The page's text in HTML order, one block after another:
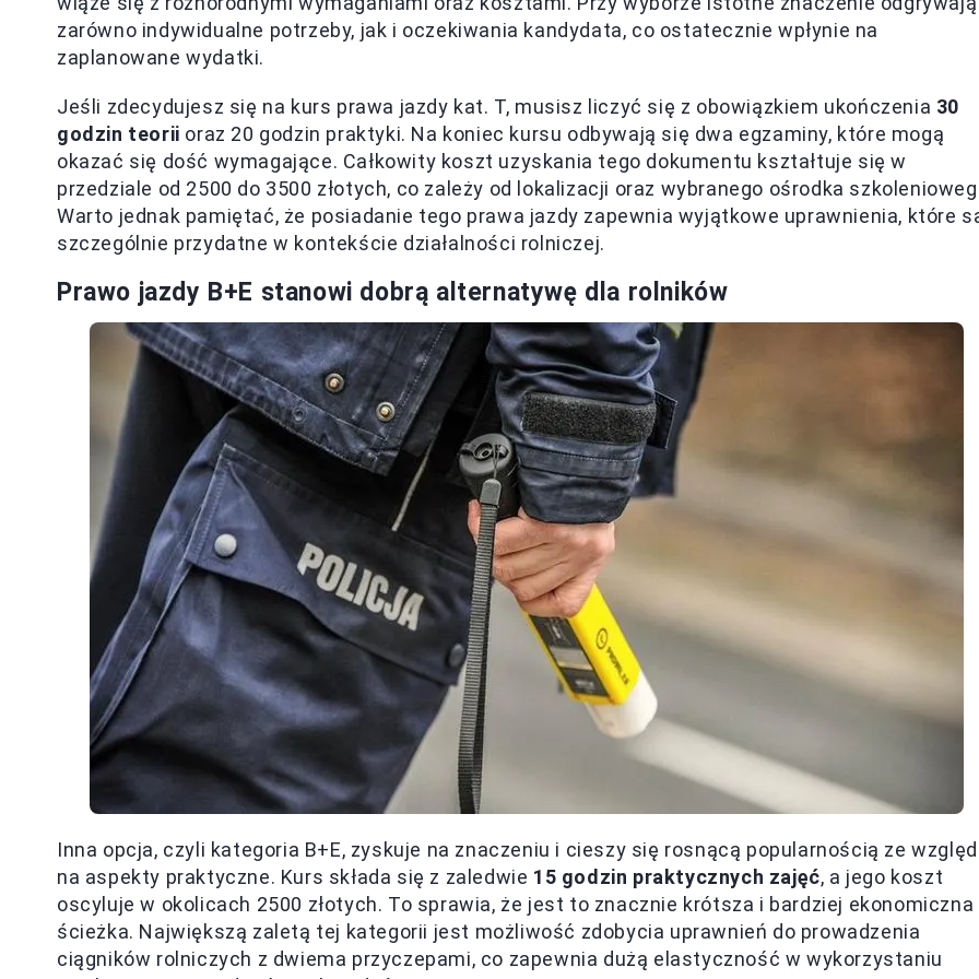
zarówno indywidualne potrzeby, jak i oczekiwania kandydata, co ostatecznie wpłynie na
zaplanowane wydatki.
Jeśli zdecydujesz się na kurs prawa jazdy kat. T, musisz liczyć się z obowiązkiem ukończenia 30
godzin teorii oraz 20 godzin praktyki. Na koniec kursu odbywają się dwa egzaminy, które mogą
okazać się dość wymagające. Całkowity koszt uzyskania tego dokumentu kształtuje się w
przedziale od 2500 do 3500 złotych, co zależy od lokalizacji oraz wybranego ośrodka
Warto jednak pamiętać, że posiadanie tego prawa jazdy zapewnia wyjątkowe uprawnienia, które
szczególnie przydatne w kontekście działalności rolniczej.
Prawo jazdy B+E stanowi dobrą alternatywę dla rolników
Inna opcja, czyli kategoria B+E, zyskuje na znaczeniu i cieszy się rosnącą popularnością ze
na aspekty praktyczne. Kurs składa się z zaledwie 15 godzin praktycznych zajęć, a jego koszt
oscyluje w okolicach 2500 złotych. To sprawia, że jest to znacznie krótsza i bardziej ekonomiczna
ścieżka. Największą zaletą tej kategorii jest możliwość zdobycia uprawnień do prowadzenia
ciągników rolniczych z dwiema przyczepami, co zapewnia dużą elastyczność w wykorzystaniu